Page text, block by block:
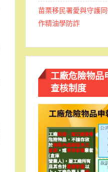
苗栗移民署愛與守護
作精油學防詐
工廠危險物品
查核制度